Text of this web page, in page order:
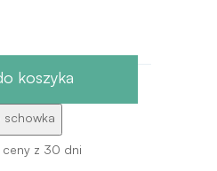
koszyka
schowka
ceny z 30 dni